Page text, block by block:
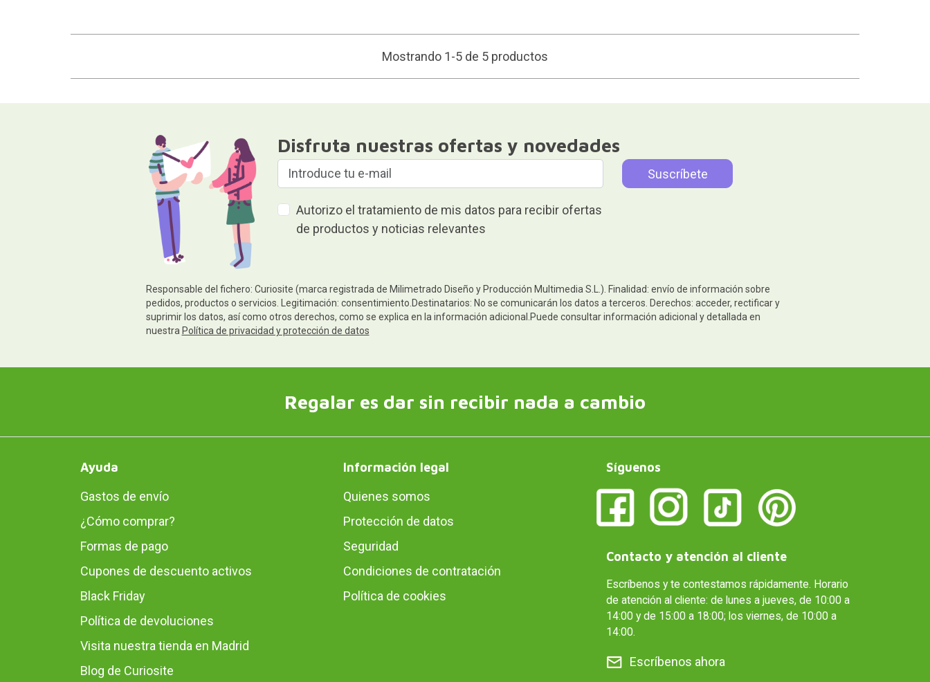
Mostrando 1-5 de 5 productos
Disfruta nuestras ofertas y novedades
Autorizo el tratamiento de mis datos para recibir ofertas
de productos y noticias relevantes
Responsable del fichero: Curiosite (marca registrada de Milimetrado Diseño y Producción Multimedia S.L.). Finalidad: envío de información sobre
pedidos, productos o servicios. Legitimación: consentimiento.Destinatarios: No se comunicarán los datos a terceros. Derechos: acceder, rectificar y
suprimir los datos, así como otros derechos, como se explica en la información adicional.Puede consultar información adicional y detallada en
nuestra Política de privacidad y protección de datos
Regalar es dar sin recibir nada a cambio
Ayuda
Gastos de envío
¿Cómo comprar?
Formas de pago
Cupones de descuento activos
Black Friday
Política de devoluciones
Visita nuestra tienda en Madrid
Blog de Curiosite
Información legal
Quienes somos
Protección de datos
Seguridad
Condiciones de contratación
Política de cookies
Síguenos
Contacto y atención al cliente
Escríbenos y te contestamos rápidamente. Horario
de atención al cliente: de lunes a jueves, de 10:00 a
14:00 y de 15:00 a 18:00; los viernes, de 10:00 a
14:00.
Escríbenos ahora